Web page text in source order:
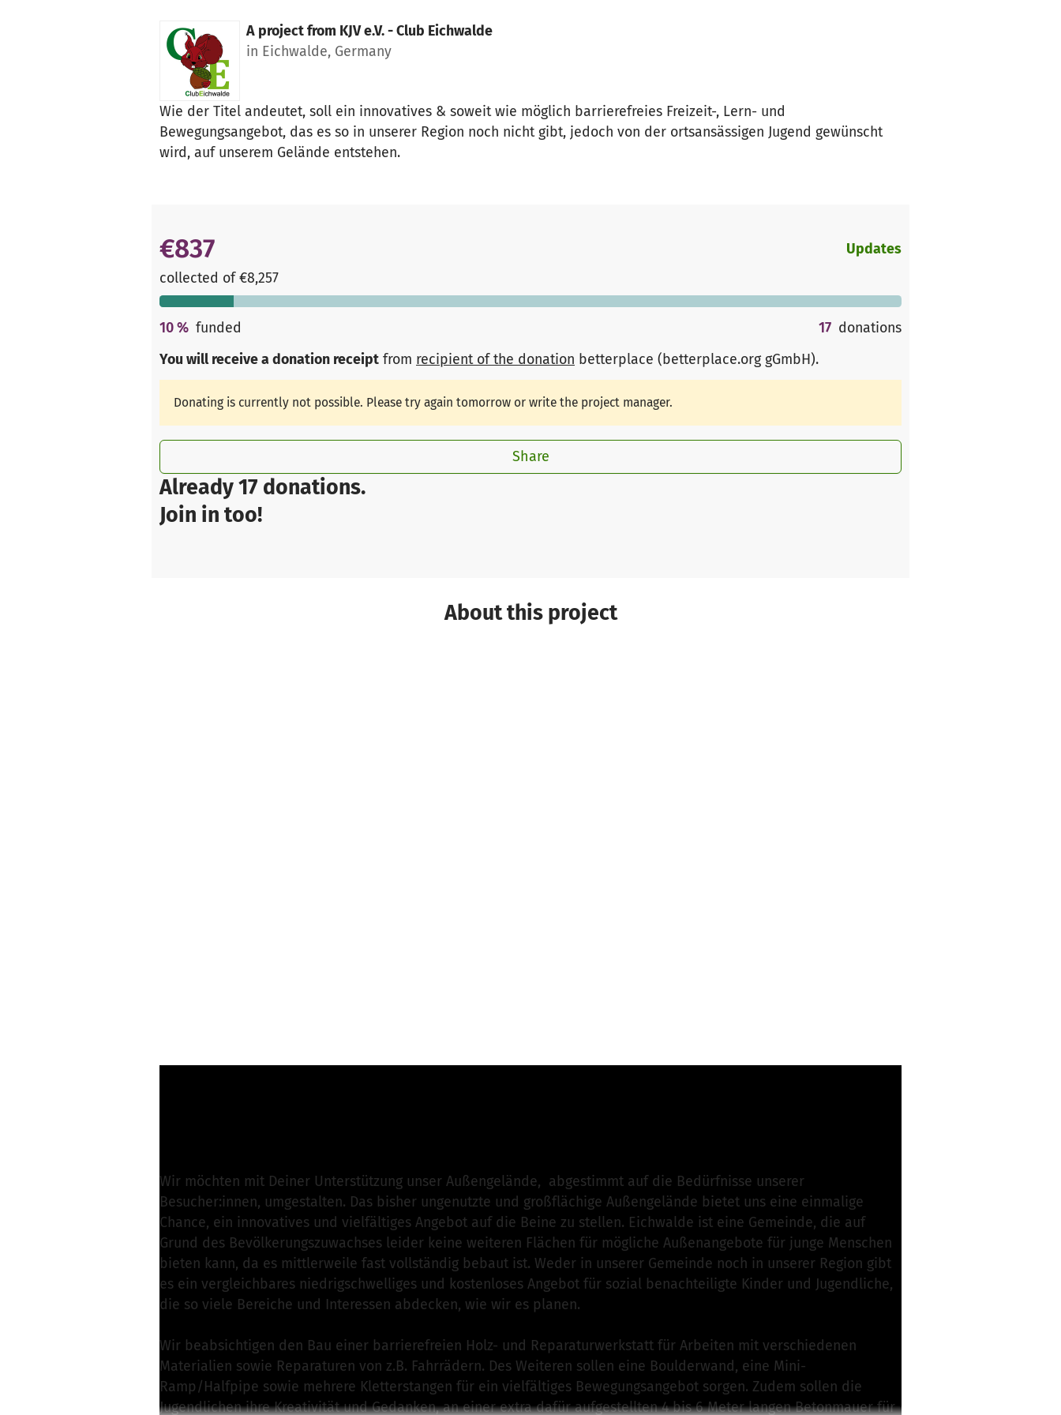
A project from KJV e.V. - Club Eichwalde
in Eichwalde, Germany
Wie der Titel andeutet, soll ein innovatives & soweit wie möglich barrierefreies Freizeit-, Lern- und
Bewegungsangebot, das es so in unserer Region noch nicht gibt, jedoch von der ortsansässigen Jugend gewünscht
wird, auf unserem Gelände entstehen.
Already 17 donations.
Join in too!
€837
collected of €8,257
Updates
10% funded 17 donations
You will receive a donation receipt from recipient of the donation betterplace (betterplace.org gGmbH).
Donating is currently not possible. Please try again tomorrow or write the project manager.
Share
About this project
Wir möchten mit Deiner Unterstützung unser Außengelände, abgestimmt auf die Bedürfnisse unserer
Besucher:innen, umgestalten. Das bisher ungenutzte und großflächige Außengelände bietet uns eine einmalige
Chance, ein innovatives und vielfältiges Angebot auf die Beine zu stellen. Eichwalde ist eine Gemeinde, die auf
Grund des Bevölkerungszuwachses leider keine weiteren Flächen für mögliche Außenangebote für junge Menschen
bieten kann, da es mittlerweile fast vollständig bebaut ist. Weder in unserer Gemeinde noch in unserer Region gibt
es ein vergleichbares niedrigschwelliges und kostenloses Angebot für sozial benachteiligte Kinder und Jugendliche,
die so viele Bereiche und Interessen abdecken, wie wir es planen.
Wir beabsichtigen den Bau einer barrierefreien Holz- und Reparaturwerkstatt für Arbeiten mit verschiedenen
Materialien sowie Reparaturen von z.B. Fahrrädern. Des Weiteren sollen eine Boulderwand, eine Mini-
Ramp/Halfpipe sowie mehrere Kletterstangen für ein vielfältiges Bewegungsangebot sorgen. Zudem sollen die
Jugendlichen ihre Kreativität und Gedanken, an einer extra dafür aufgestellten 4 bis 6 Meter langen Betonmauer für